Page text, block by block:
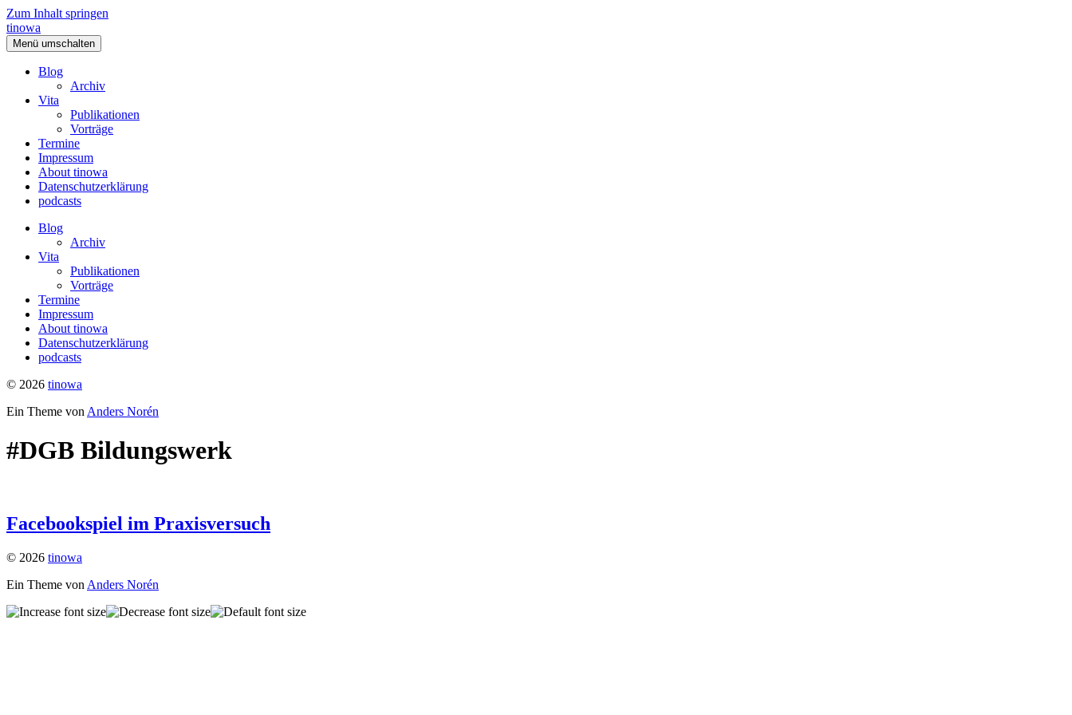
Zum Inhalt springen
tinowa
Menü umschalten
Blog
Archiv
Vita
Publikationen
Vorträge
Termine
Impressum
About tinowa
Datenschutzerklärung
podcasts
Blog
Archiv
Vita
Publikationen
Vorträge
Termine
Impressum
About tinowa
Datenschutzerklärung
podcasts
© 2026 tinowa
Ein Theme von Anders Norén
#DGB Bildungswerk
Facebookspiel im Praxisversuch
© 2026 tinowa
Ein Theme von Anders Norén